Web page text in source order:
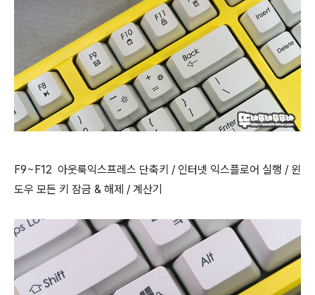
F9~F12 아웃룩익스프레스 단축키 / 인터넷 익스플로어 실행 / 윈
도우 모든 키 잠금 & 해제 / 계산기